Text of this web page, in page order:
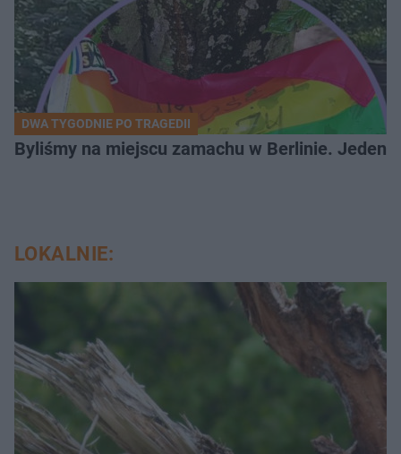
DWA TYGODNIE PO TRAGEDII
Byliśmy na miejscu zamachu w Berlinie. Jeden
LOKALNIE: